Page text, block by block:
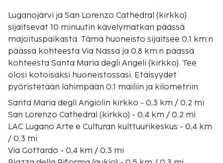
Luganojärvi ja San Lorenzo Cathedral (kirkko)
sijaitsevat 10 minuutin kävelymatkan päässä
majoituspaikasta. Tämä huoneisto sijaitsee 0,1 km:n
päässä kohteesta Via Nassa ja 0,8 km:n päässä
kohteesta Santa Maria degli Angeli (kirkko). Tee
olosi kotoisaksi huoneistossasi. Etäisyydet
pyöristetään lähimpään 0,1 mailiin ja kilometriin.
Santa Maria degli Angiolin kirkko - 0,3 km / 0,2 mi
San Lorenzo Cathedral (kirkko) - 0,4 km / 0,2 mi
LAC Lugano Arte e Culturan kulttuurikeskus - 0,4 km
/ 0,3 mi
Via Gottardo - 0,4 km / 0,3 mi